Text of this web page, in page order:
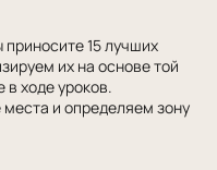
15 лучших
их на основе той
ходе уроков.
и определяем зону